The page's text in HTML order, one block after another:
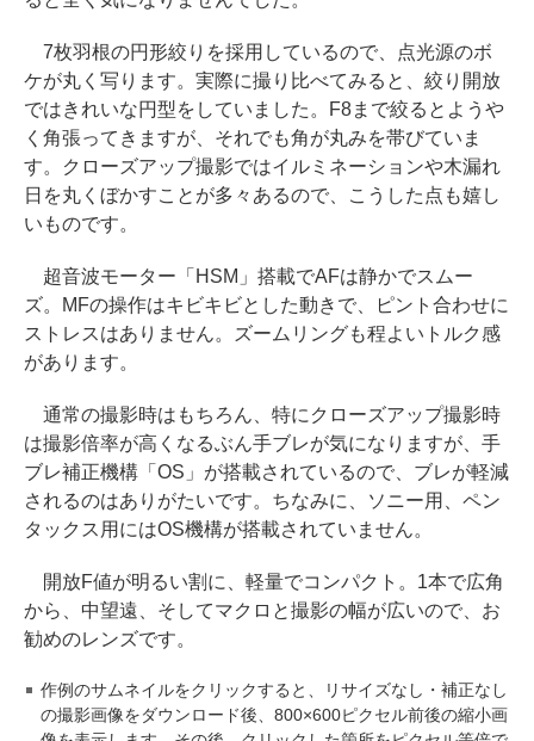
7枚羽根の円形絞りを採用しているので、点光源のボ
ケが丸く写ります。実際に撮り比べてみると、絞り開放
ではきれいな円型をしていました。F8まで絞るとようや
く角張ってきますが、それでも角が丸みを帯びていま
す。クローズアップ撮影ではイルミネーションや木漏れ
日を丸くぼかすことが多々あるので、こうした点も嬉し
いものです。
超音波モーター「HSM」搭載でAFは静かでスムー
ズ。MFの操作はキビキビとした動きで、ピント合わせに
ストレスはありません。ズームリングも程よいトルク感
があります。
通常の撮影時はもちろん、特にクローズアップ撮影時
は撮影倍率が高くなるぶん手ブレが気になりますが、手
ブレ補正機構「OS」が搭載されているので、ブレが軽減
されるのはありがたいです。ちなみに、ソニー用、ペン
タックス用にはOS機構が搭載されていません。
開放F値が明るい割に、軽量でコンパクト。1本で広角
から、中望遠、そしてマクロと撮影の幅が広いので、お
勧めのレンズです。
作例のサムネイルをクリックすると、リサイズなし・補正なし
の撮影画像をダウンロード後、800×600ピクセル前後の縮小画